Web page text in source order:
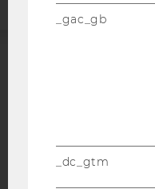
_gac_gb
_dc_gtm